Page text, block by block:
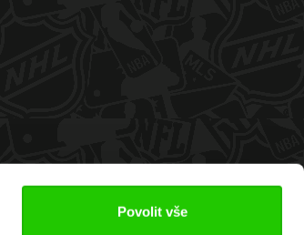
Povolit vše